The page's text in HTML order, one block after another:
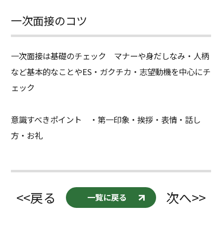
一次面接のコツ
一次面接は基礎のチェック マナーや身だしなみ・人柄
など基本的なことやES・ガクチカ・志望動機を中心にチ
ェック
意識すべきポイント ・第一印象・挨拶・表情・話し
方・お礼
<<戻る 一覧に戻る 次へ>>